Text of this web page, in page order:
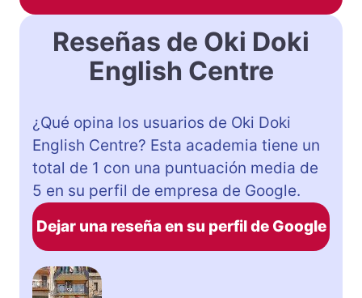
Reseñas de Oki Doki
English Centre
¿Qué opina los usuarios de Oki Doki
English Centre? Esta academia tiene un
total de 1 con una puntuación media de
5 en su perfil de empresa de Google.
Dejar una reseña en su perfil de Google